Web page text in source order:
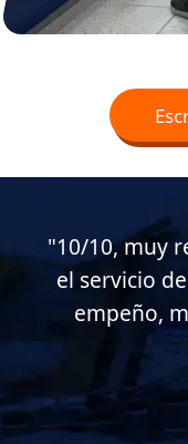
"Muy
casa de
Soy cliente